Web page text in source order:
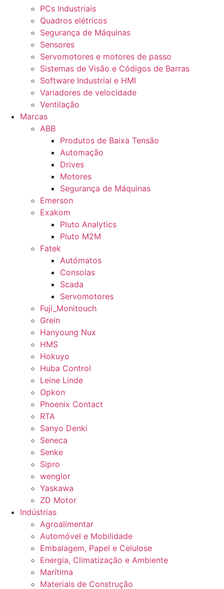
PCs Industriais
Quadros elétricos
Segurança de Máquinas
Sensores
Servomotores e motores de passo
Sistemas de Visão e Códigos de Barras
Software Industrial e HMI
Variadores de velocidade
Ventilação
Marcas
ABB
Produtos de Baixa Tensão
Automação
Drives
Motores
Segurança de Máquinas
Emerson
Exakom
Pluto Analytics
Pluto M2M
Fatek
Autómatos
Consolas
Scada
Servomotores
Fuji_Monitouch
Grein
Hanyoung Nux
HMS
Hokuyo
Huba Control
Leine Linde
Opkon
Phoenix Contact
RTA
Sanyo Denki
Seneca
Senke
Sipro
wenglor
Yaskawa
ZD Motor
Indústrias
Agroalimentar
Automóvel e Mobilidade
Embalagem, Papel e Celulose
Energia, Climatização e Ambiente
Marítima
Materiais de Construção